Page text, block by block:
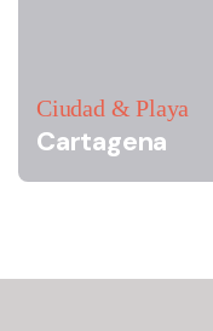
Ciudad & Playa
Cartagena